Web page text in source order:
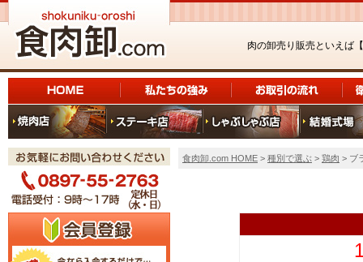
肉の卸売り販売といえば【
食肉卸.com HOME > 種別で選ぶ > 鶏肉 > ブ